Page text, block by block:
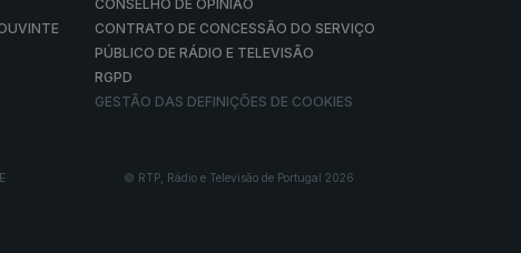
CONSELHO DE OPINIÃO
CONTRATO DE CONCESSÃO DO SERVIÇO
PÚBLICO DE RÁDIO E TELEVISÃO
RGPD
GESTÃO DAS DEFINIÇÕES DE COOKIES
© RTP, Rádio e Televisão de Portugal 2026